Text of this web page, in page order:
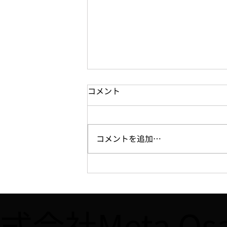
【WEB】7/16、「週刊大阪日
IMPACT」第2期決勝大会に関
コメント
コメントを追加…